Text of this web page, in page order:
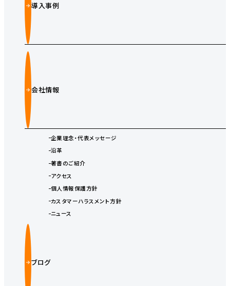
導入事例
会社情報
企業理念・代表メッセージ
沿革
著書のご紹介
アクセス
個人情報保護方針
カスタマーハラスメント方針
ニュース
ブログ